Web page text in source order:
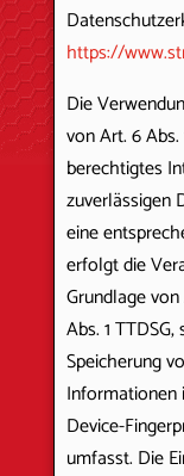
https://
Die
von Art. 6
berechtigtes
zuverlässigen
eine
erfolgt die
Grundlage
Abs. 1
Speicherung
Informationen
Device-
umfasst. Die